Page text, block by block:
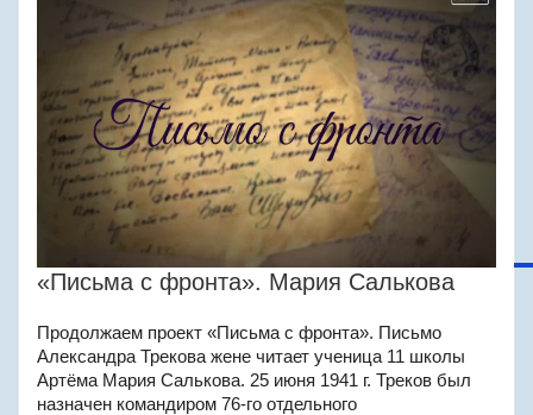
«Письма с фронта». Мария Салькова
Продолжаем проект «Письма с фронта». Письмо
Александра Трекова жене читает ученица 11 школы
Артёма Мария Салькова. 25 июня 1941 г. Треков был
назначен командиром 76-го отдельного